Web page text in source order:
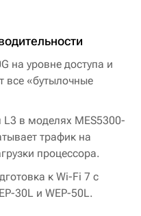
на уровне доступа и
все «бутылочные
в моделях MES5300-
трафик на
процессора.
к Wi-Fi 7 с
30L и WEP-50L.